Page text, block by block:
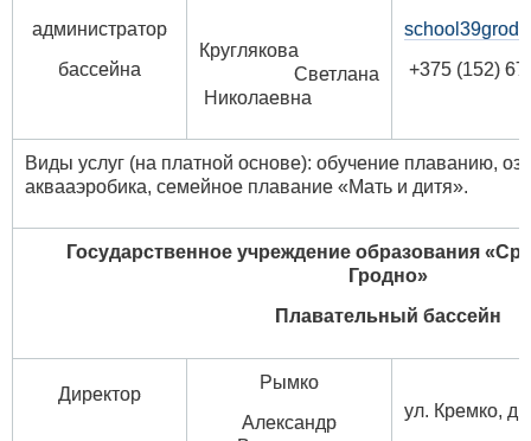
администратор
бассейна
Круглякова
Светлана
Николаевна
+375 (152) 67
Виды услуг (на платной основе): обучение плаванию,
аквааэробика, семейное плавание «Мать и дитя».
Государственное учреждение образования
Гродно»
Плавательный бассейн
Директор
Рымко
Александр
ул. Кремко,